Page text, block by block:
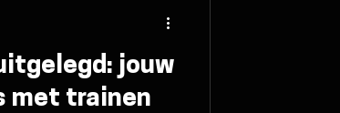
jouw
met trainen